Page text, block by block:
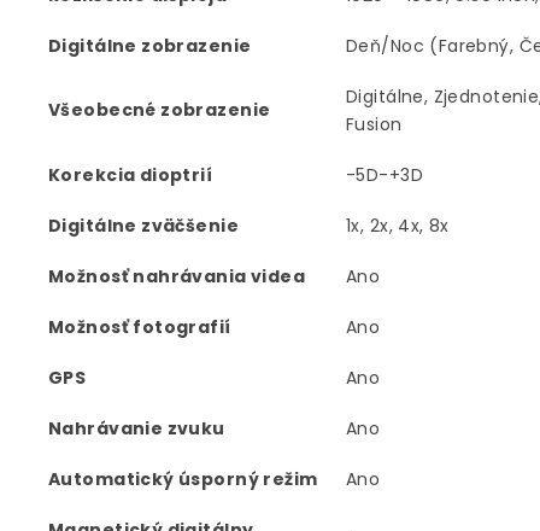
Digitálne zobrazenie Deň/Noc (Farebný,
Všeobecné zobrazenie
Digitálne,
Fusion
Korekcia dioptrií -5D-+3D
Digitálne zväčšenie 1x, 2x, 4x, 8x
Možnosť nahrávania videa Ano
Možnosť fotografií Ano
GPS Ano
Nahrávanie zvuku Ano
Automatický úsporný režim Ano